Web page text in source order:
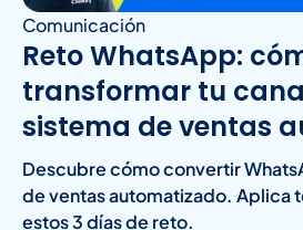
Comunicación
Reto WhatsApp:
transformar tu
sistema de ventas
Descubre cómo convertir
de ventas automatizado. Aplica
estos 3 días de reto.